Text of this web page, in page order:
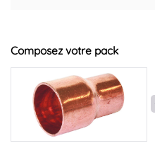
Composez votre pack